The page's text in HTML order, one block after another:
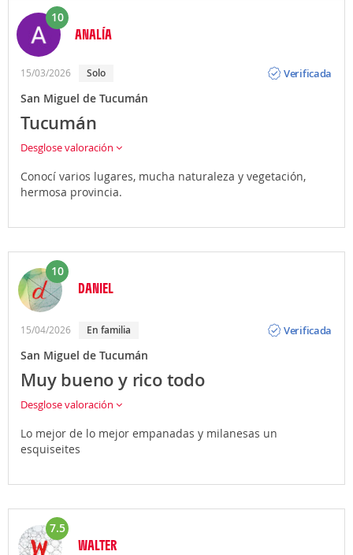
10
ANALÍA
15/03/2026 Solo
Verificada
San Miguel de Tucumán
Tucumán
Desglose valoración
Conocí varios lugares, mucha naturaleza y vegetación,
hermosa provincia.
10
DANIEL
15/04/2026 En familia
Verificada
San Miguel de Tucumán
Muy bueno y rico todo
Desglose valoración
Lo mejor de lo mejor empanadas y milanesas un
esquiseites
7.5
WALTER